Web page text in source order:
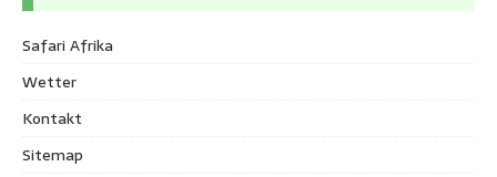
Safari Afrika
Wetter
Kontakt
Sitemap